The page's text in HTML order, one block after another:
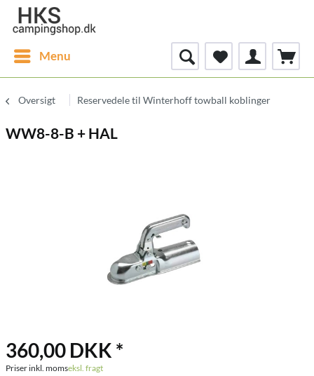
Menu
Oversigt Reservedele til Winterhoff towball koblinger
WW8-8-B + HAL
360,00 DKK *
Priser inkl. momseksl. fragt